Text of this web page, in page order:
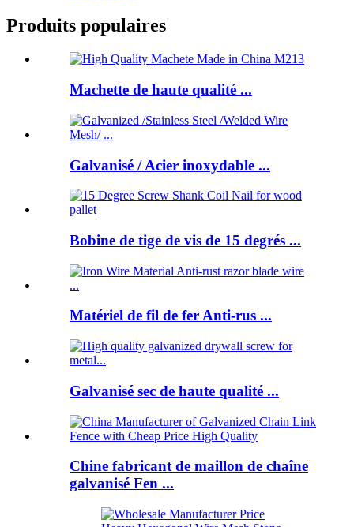
Produits populaires
Machette de haute qualité ...
Galvanisé / Acier inoxydable ...
Bobine de tige de vis de 15 degrés ...
Matériel de fil de fer Anti-rus ...
Galvanisé sec de haute qualité ...
Chine fabricant de maillon de chaîne
galvanisé Fen ...